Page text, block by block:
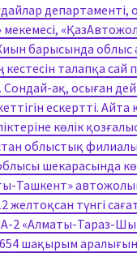
барысында облыс
талапқа
ақ, осыған
ескертті.
көлік
облыстық
шекарасында
Ташкент»
түнгі
А-2 «Алматы-Тараз-
шақырым